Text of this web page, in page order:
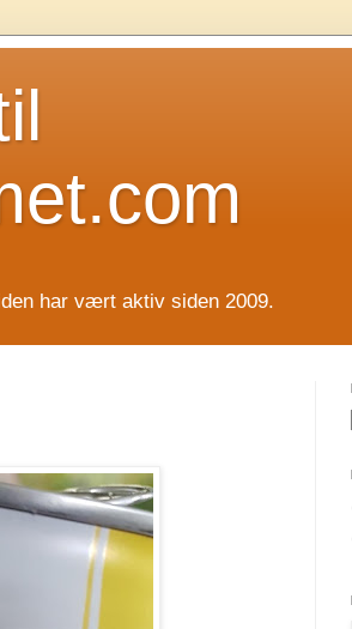
har vært aktiv siden 2009.